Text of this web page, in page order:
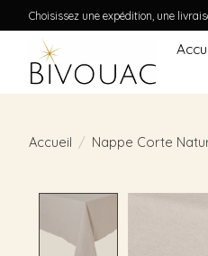
Choisissez une expédition, une
Accueil / Nappe Corte